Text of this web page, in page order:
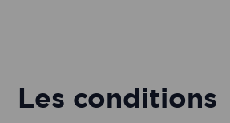
Les conditions